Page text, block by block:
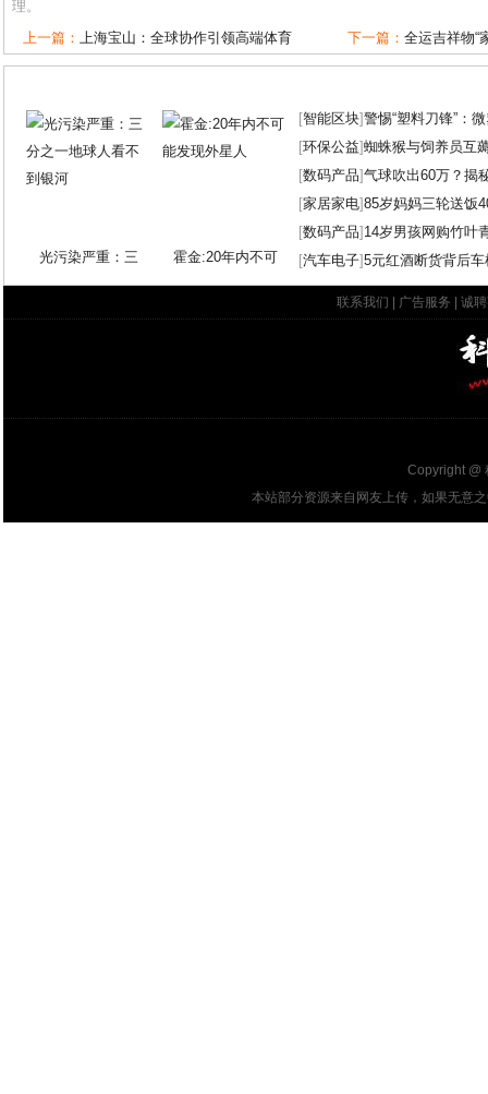
理。
上一篇： 上海宝山：全球协作引领高端体育 下一篇： 全运吉祥物“
光污染严重：三 霍金:20年内不可
[智能区块]警惕“塑料刀锋”：
[环保公益]蜘蛛猴与饲养员互
[数码产品]气球吹出60万？揭
[家居家电]85岁妈妈三轮送饭
[数码产品] 14岁男孩网购竹叶
[汽车电子]5元红酒断货背后
联系我们 广告服务 诚
Copyright @
本站部分资源来自网友上传，如果无意